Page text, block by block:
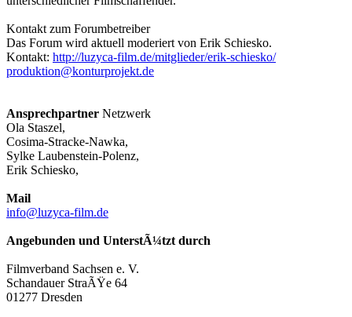
Kontakt zum Forumbetreiber
Das Forum wird aktuell moderiert von Erik Schiesko.
Kontakt: http://luzyca-film.de/mitglieder/erik-schiesko/
produktion@konturprojekt.de
Ansprechpartner Netzwerk
Ola Staszel,
Cosima-Stracke-Nawka,
Sylke Laubenstein-Polenz,
Erik Schiesko,
Mail
info@luzyca-film.de
Angebunden und UnterstÃ¼tzt durch
Filmverband Sachsen e. V.
Schandauer StraÃŸe 64
01277 Dresden